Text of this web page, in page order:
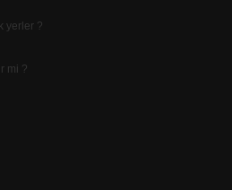
yerler ?
mi ?